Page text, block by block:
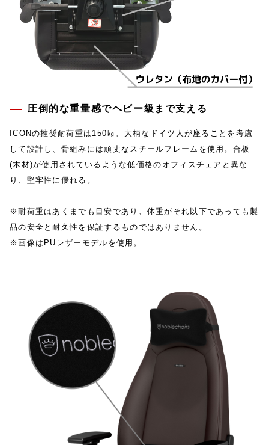
圧倒的な重量感でヘビー級まで支える
ICONの推奨耐荷重は150㎏。大柄なドイツ人が座ることを考慮
して設計し、骨組みには頑丈なスチールフレームを使用。合板
(木材)が使用されているような低価格のオフィスチェアと異な
り、堅牢性に優れる。
※耐荷重はあくまでも目安であり、体重がそれ以下であっても製
品の安全と耐久性を保証するものではありません。
※画像はPUレザーモデルを使用。